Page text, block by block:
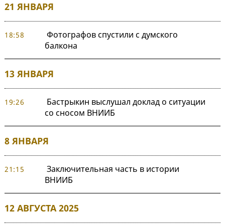
21 ЯНВАРЯ
18:58
Фотографов спустили с думского
балкона
13 ЯНВАРЯ
19:26
Бастрыкин выслушал доклад о ситуации
со сносом ВНИИБ
8 ЯНВАРЯ
21:15
Заключительная часть в истории
ВНИИБ
12 АВГУСТА 2025